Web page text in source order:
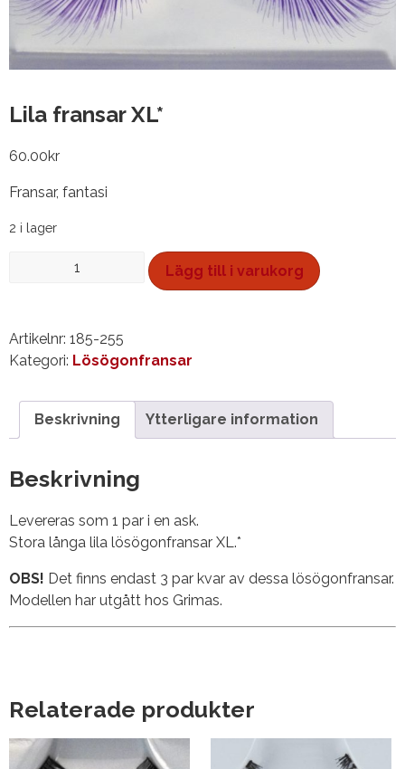
Lila fransar XL*
60.00kr
Fransar, fantasi
2 i lager
Lägg till i varukorg
Artikelnr: 185-255
Kategori: Lösögonfransar
Beskrivning Ytterligare information
Beskrivning
Levereras som 1 par i en ask.
Stora långa lila lösögonfransar XL.*
OBS! Det finns endast 3 par kvar av dessa lösögonfransar.
Modellen har utgått hos Grimas.
Relaterade produkter